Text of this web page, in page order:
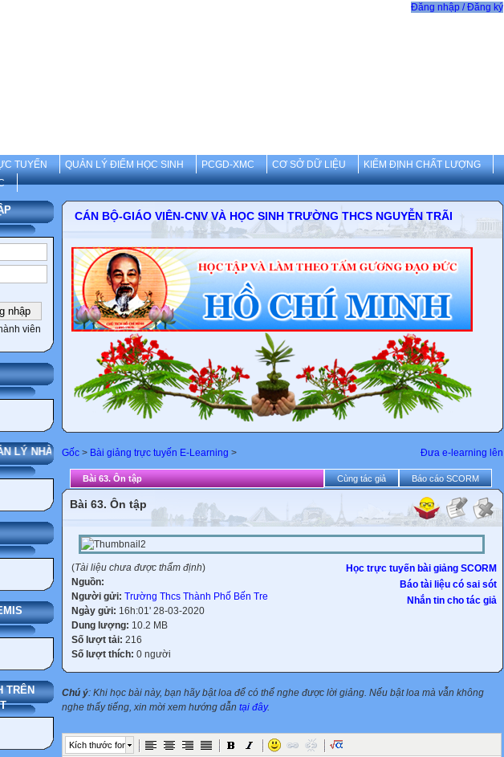
Đăng nhập / Đăng ký
TUYẾN QUẢN LÝ ĐIỂM HỌC SINH PCGD-XMC CƠ SỞ DỮ LIỆU
KIỂM ĐỊNH CHẤT LƯỢNG
viên
LÝ NHÀ TRƯỜNG
TRÊN
CÁN BỘ-GIÁO VIÊN-CNV VÀ HỌC SINH TRƯỜNG THCS NGUYỄN TRÃI
Đưa e-learning lên
Gốc > Bài giảng trực tuyến E-Learning >
Bài 63. Ôn tập Cùng tác giả Báo cáo SCORM
Bài 63. Ôn tập
Học trực tuyến bài giảng SCORM
Báo tài liệu có sai sót
Nhắn tin cho tác giả
(Tài liệu chưa được thẩm định)
Nguồn:
Người gửi: Trường Thcs Thành Phố Bến Tre
Ngày gửi: 16h:01' 28-03-2020
Dung lượng: 10.2 MB
Số lượt tải: 216
Số lượt thích: 0 người
Chú ý: Khi học bài này, bạn hãy bật loa để có thể nghe được lời giảng. Nếu bật loa mà vẫn không
nghe thấy tiếng, xin mời xem hướng dẫn tại đây.
Kích thước font